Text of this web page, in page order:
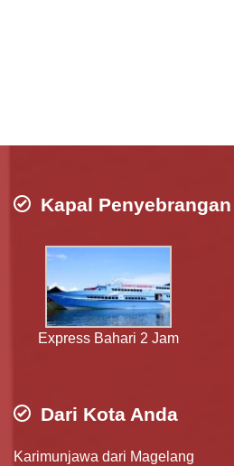
Kapal Penyebrangan
Express Bahari 2 Jam
Dari Kota Anda
Karimunjawa dari Magelang